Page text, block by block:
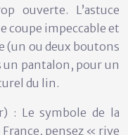
ouverte. L’astuce
coupe impeccable et
(un ou deux boutons
pantalon, pour un
du lin.
: Le symbole de la
pensez « rive